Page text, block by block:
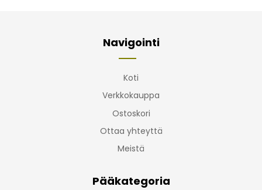
Navigointi
Koti
Verkkokauppa
Ostoskori
Ottaa yhteyttä
Meistä
Pääkategoria